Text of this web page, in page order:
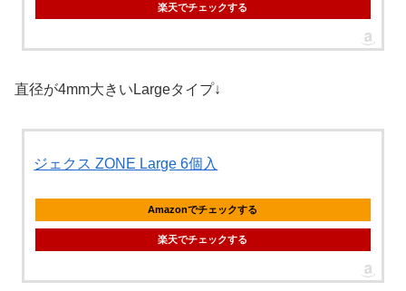
楽天でチェックする
直径が4mm大きいLargeタイプ↓
ジェクス ZONE Large 6個入
Amazonでチェックする
楽天でチェックする